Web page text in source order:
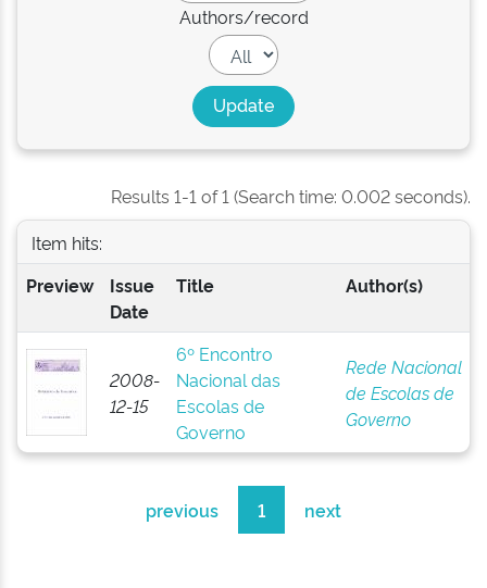
Authors/record
Results 1-1 of 1 (Search time: 0.002 seconds).
Item hits:
Preview
Issue
Date
Title Author(s)
2008-
12-15
6º Encontro
Nacional das
Escolas de
Governo
Rede Nacional
de Escolas de
Governo
previous 1 next